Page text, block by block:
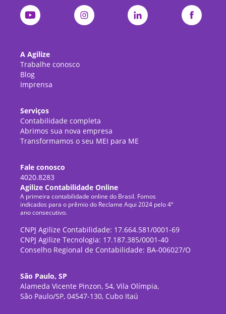
A Agilize
Trabalhe conosco
Blog
Imprensa
Serviços
Contabilidade completa
Abrimos sua nova empresa
Transformamos o seu MEI para ME
Fale conosco
4020.8283
Agilize Contabilidade Online
A primeira contabilidade online do Brasil. Fomos
indicados para o prêmio do Reclame Aqui 2024 pelo 4º
ano consecutivo.
CNPJ Agilize Contabilidade: 17.664.581/0001-69
CNPJ Agilize Tecnologia: 17.187.385/0001-40
Conselho Regional de Contabilidade: BA-006027/O
São Paulo, SP
Alameda Vicente Pinzon, 54, Vila Olímpia,
São Paulo/SP, 04547-130, Cubo Itaú